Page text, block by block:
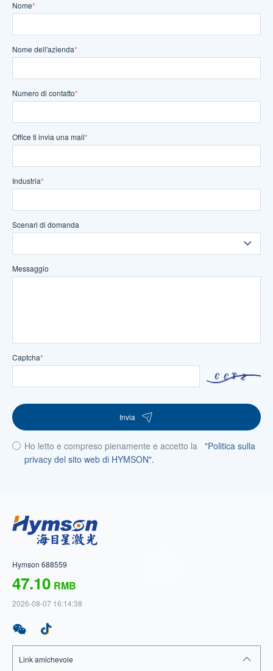
Nome*
Nome dell'azienda*
Numero di contatto*
Office ti invia una mail*
Industria*
Scenari di domanda
Messaggio
Captcha*
Invia
Ho letto e compreso pienamente e accetto la "Politica sulla
privacy del sito web di HYMSON".
Hymson 688559
47.10 RMB
2026-08-07 16:14:38
Link amichevole